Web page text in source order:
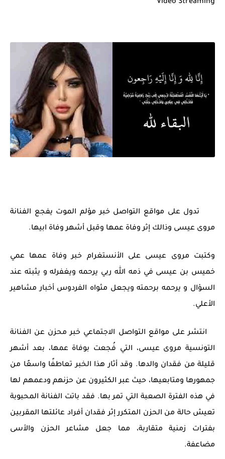
Video Streaming
تدول على مواقع التواصل خبر مؤلم الموت يفجع الفنانة
مروى عيسى وذالك إثر وفاة عمها وقبل أشهر وفاة ابيها.
وكتبت مروى عيسى على الأنستغرام خبر وفاة عمها عمي
خميس بن عيسى في ذمه الله ربي يرحمه ويغفرله و يثبته عند
السؤال و يرحمه برحمته ويجعل مثواه الفردوس أخبار مشاهير
الأعلي.
انتشر على مواقع التواصل الاجتماعي خبر محزن عن الفنانة
التونسية مروى عيسى، التي فُجعت بوفاة عمها، بعد أشهر
قليلة من فقدان والدها. وقد أثار هذا الخبر تعاطفًا واسعًا من
جمهورها ومتابعيها، حيث عبر الكثيرون عن حزنهم ودعمهم لها
في هذه الفترة الصعبة التي تمر بها. فقد باتت الفنانة المحبوبة
تعيش حالة من الحزن المتكرر إثر فقدان أفراد عائلتها المقربين
بفترات زمنية متقاربة، مما جعل مشاعر الحزن والأسى
مضاعفة.